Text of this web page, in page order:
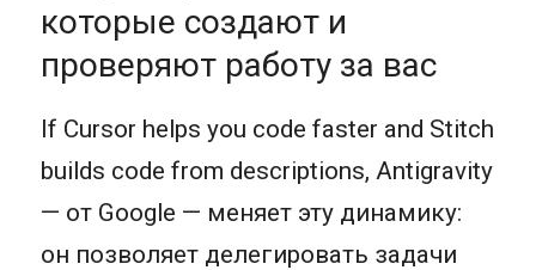
которые создают и
проверяют работу за вас
If Cursor helps you code faster and Stitch
builds code from descriptions, Antigravity
— от Google — меняет эту динамику:
он позволяет делегировать задачи